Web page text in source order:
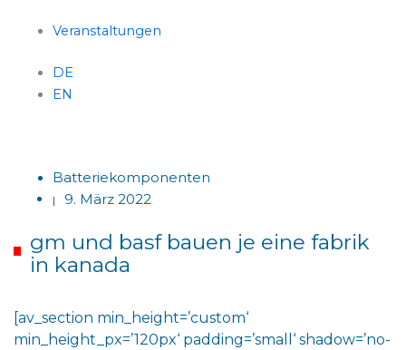
Veranstaltungen
DE
EN
Batteriekomponenten
| 9. März 2022
gm und basf bauen je eine fabrik
in kanada
[av_section min_height=’custom‘
min_height_px=’120px‘ padding=’small‘ shadow=’no-